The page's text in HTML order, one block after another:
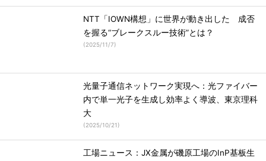
NTT「IOWN構想」に世界が動き出した 成否
を握る“ブレークスルー技術”とは？
(2025/11/7)
光量子通信ネットワーク実現へ：光ファイバー
内で単一光子を生成し効率よく導波、東京理科
大
(2025/10/21)
工場ニュース：JX金属が磯原工場のInP基板生